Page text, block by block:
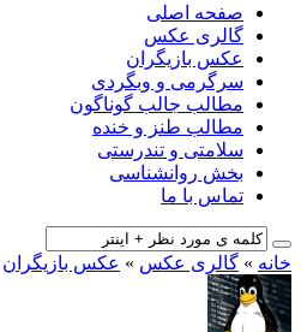
صفحه اصلی
گالری عکس
عکس بازیگران
سرگرمی و وبگردی
مطالب جالب گوناگون
مطالب طنز و خنده
سلامتی و تندرستی
بخش روانشناسی
تماس با ما
خانه » گالری عکس » عکس بازیگران